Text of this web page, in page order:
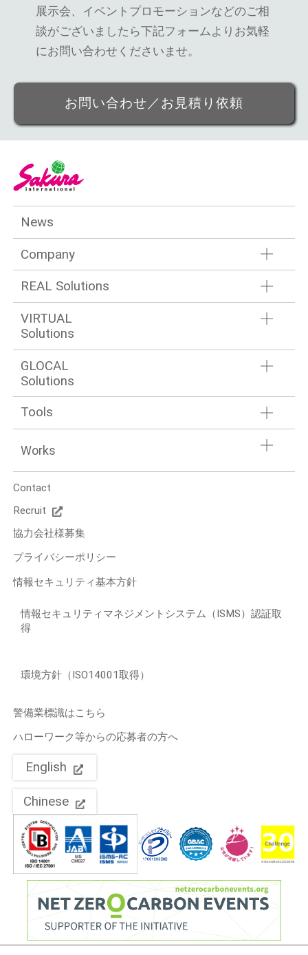
展示会、イベントプロモーションなどのご相
談がございましたら下記フォームよりお気軽
にお問い合わせくださいませ。
お問い合わせ／お見積り依頼
News
Company
REAL Solutions
VIRTUAL
Solutions
GLOCAL
Solutions
Tools
Works
Contact
Recruit
協力会社様募集
プライバシーポリシー
情報セキュリティ基本方針
情報セキュリティマネジメントシステム（ISMS）認証取
得
環境方針（ISO14001取得）
警備業標識はこちら
ハローワーク等からの応募者の方へ
English
Chinese